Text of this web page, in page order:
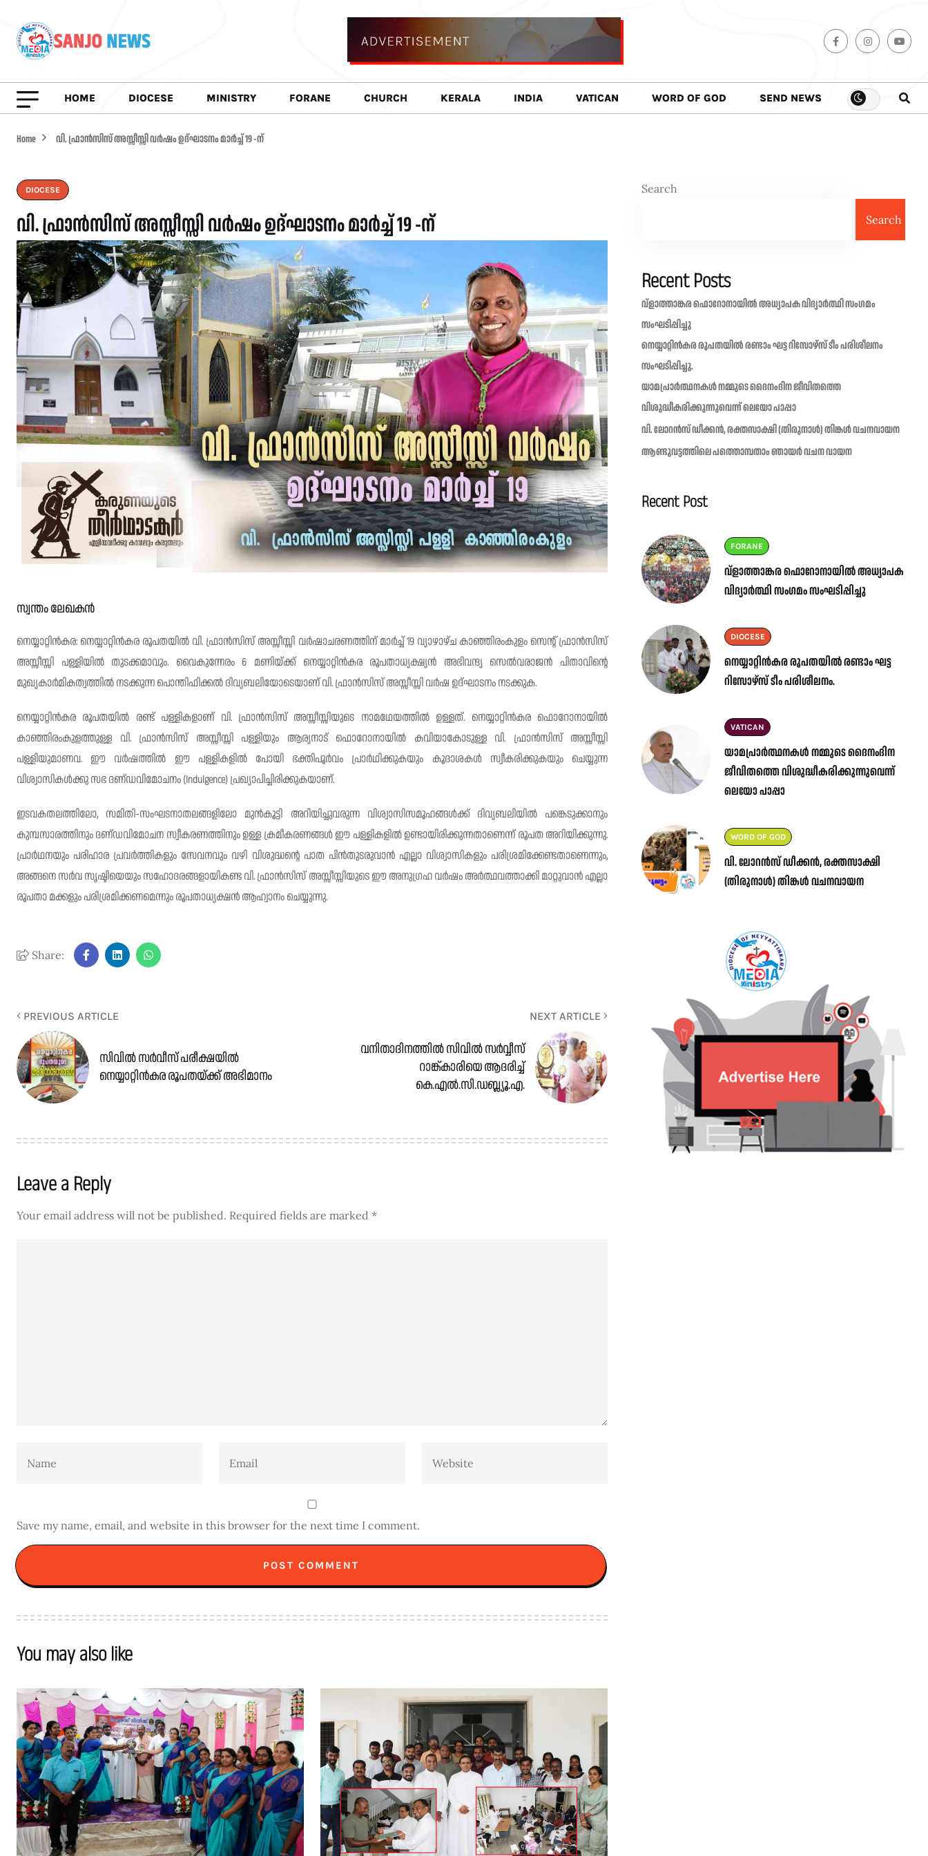
HOME DIOCESE MINISTRY FORANE CHURCH KERALA INDIA VATICAN WORD OF GOD SEND NEWS
Home വി. ഫ്രാൻസിസ് അസ്സീസ്സി വർഷം ഉദ്ഘാടനം മാർച്ച് 19 -ന്
DIOCESE
വി. ഫ്രാൻസിസ് അസ്സീസ്സി വർഷം ഉദ്ഘാടനം മാർച്ച് 19 -ന്
സ്വന്തം ലേഖകൻ
നെയ്യാറ്റിൻകര: നെയ്യാറ്റിൻകര രൂപതയിൽ വി. ഫ്രാൻസിസ് അസ്സീസ്സി വർഷാചരണത്തിന് മാർച്ച് 19 വ്യാഴാഴ്ച കാഞ്ഞിരംകുളം സെന്റ് ഫ്രാൻസിസ്
അസ്സീസ്സി പള്ളിയിൽ തുടക്കമാവും. വൈകുന്നേരം 6 മണിയ്ക്ക് നെയ്യാറ്റിൻകര രൂപതാധ്യക്ഷ്യൻ അഭിവന്ദ്യ സെൽവരാജൻ പിതാവിന്റെ
മുഖ്യകാർമികത്വത്തിൽ നടക്കുന്ന പൊന്തിഫിക്കൽ ദിവ്യബലിയോടെയാണ് വി. ഫ്രാൻസിസ് അസ്സീസ്സി വർഷ ഉദ്‌ഘാടനം നടക്കുക.
നെയ്യാറ്റിൻകര രൂപതയിൽ രണ്ട് പള്ളികളാണ് വി. ഫ്രാൻസിസ് അസ്സീസ്സിയുടെ നാമഥേയത്തിൽ ഉള്ളത്. നെയ്യാറ്റിൻകര ഫൊറോനായിൽ
കാഞ്ഞിരംകുളത്തുള്ള വി. ഫ്രാൻസിസ് അസ്സീസ്സി പള്ളിയും ആര്യനാട് ഫൊറോനായിൽ കവിയാകോടുള്ള വി. ഫ്രാൻസിസ് അസ്സീസ്സി
പള്ളിയുമാണവ. ഈ വർഷത്തിൽ ഈ പള്ളികളിൽ പോയി ഭക്തിപൂർവം പ്രാർഥിക്കുകയും കൂദാശകൾ സ്വീകരിക്കുകയും ചെയ്യുന്ന
വിശ്വാസികൾക്കു സഭ ദണ്‌ഡവിമോചനം (Indulgence) പ്രഖ്യാപിച്ചിരിക്കുകയാണ്.
ഇടവകതലത്തിലോ, സമിതി-സംഘടനാതലങ്ങളിലോ മുൻകൂട്ടി അറിയിച്ചുവരുന്ന വിശ്വാസിസമൂഹങ്ങൾക്ക് ദിവ്യബലിയിൽ പങ്കെടുക്കാനും
കുമ്പസാരത്തിനും ദണ്‌ഡവിമോചന സ്വീകരണത്തിനും ഉള്ള ക്രമീകരണങ്ങൾ ഈ പള്ളികളിൽ ഉണ്ടായിരിക്കുന്നതാണെന്ന് രൂപത അറിയിക്കുന്നു.
പ്രാർഥനയും പരിഹാര പ്രവർത്തികളും സേവനവും വഴി വിശുദ്ധന്റെ പാത പിൻതുടരുവാൻ എല്ലാ വിശ്വാസികളും പരിശ്രമിക്കേണ്ടതാണെന്നും,
അങ്ങനെ സർവ സൃഷ്ടിയെയും സഹോദരങ്ങളായികണ്ട വി. ഫ്രാൻസിസ് അസ്സീസ്സിയുടെ ഈ അനുഗ്രഹ വർഷം അർത്ഥവത്താക്കി മാറ്റുവാൻ എല്ലാ
രൂപതാ മക്കളും പരിശ്രമിക്കണമെന്നും രൂപതാധ്യക്ഷൻ ആഹ്വാനം ചെയ്യുന്നു.
Share:
PREVIOUS ARTICLE
സിവിൽ സർവീസ് പരീക്ഷയിൽ
നെയ്യാറ്റിൻകര രൂപതയ്ക്ക് അഭിമാനം
NEXT ARTICLE
വനിതാദിനത്തിൽ സിവില്‍ സര്‍വ്വീസ്
റാങ്ക്കാരിയെ ആദരിച്ച്
കെ.എല്‍.സി.ഡബ്ല്യൂ.എ.
Leave a Reply
Your email address will not be published. Required fields are marked *
Save my name, email, and website in this browser for the next time I comment.
You may also like
Search
Search
Recent Posts
വ്ളാത്താങ്കര ഫൊറോനായിൽ അധ്യാപക വിദ്യാർത്ഥി സംഗമം
സംഘടിപ്പിച്ചു
നെയ്യാറ്റിൻകര രൂപതയിൽ രണ്ടാം ഘട്ട റിസോഴ്സ് ടീം പരിശീലനം
സംഘടിപ്പിച്ചു.
യാമപ്രാർത്ഥനകൾ നമ്മുടെ ദൈനംദിന ജീവിതത്തെ
വിശുദ്ധീകരിക്കുന്നുവെന്ന് ലെയോ പാപ്പാ
വി. ലോറൻസ് ഡീക്കൻ, രക്തസാക്ഷി (തിരുനാൾ) തിങ്കൾ വചനവായന
ആണ്ടുവട്ടത്തിലെ പത്തൊമ്പതാം ഞായർ വചന വായന
Recent Post
FORANE
വ്ളാത്താങ്കര ഫൊറോനായിൽ അധ്യാപക
വിദ്യാർത്ഥി സംഗമം സംഘടിപ്പിച്ചു
DIOCESE
നെയ്യാറ്റിൻകര രൂപതയിൽ രണ്ടാം ഘട്ട
റിസോഴ്സ് ടീം പരിശീലനം.
VATICAN
യാമപ്രാർത്ഥനകൾ നമ്മുടെ ദൈനംദിന
ജീവിതത്തെ വിശുദ്ധീകരിക്കുന്നുവെന്ന്
ലെയോ പാപ്പാ
WORD OF GOD
വി. ലോറൻസ് ഡീക്കൻ, രക്തസാക്ഷി
(തിരുനാൾ) തിങ്കൾ വചനവായന